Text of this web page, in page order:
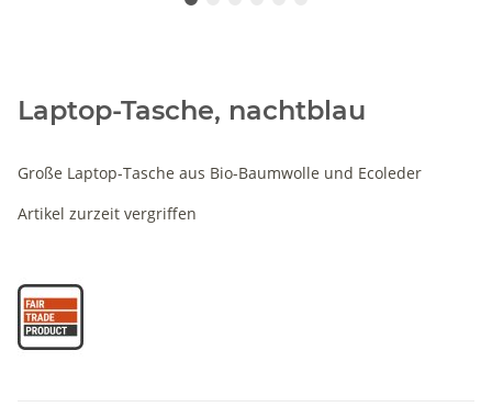
Laptop-Tasche, nachtblau
Große Laptop-Tasche aus Bio-Baumwolle und Ecoleder
Artikel zurzeit vergriffen